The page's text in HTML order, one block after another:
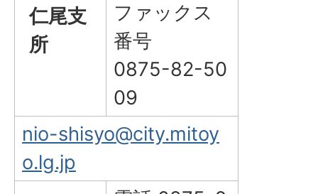
仁尾支
所
ファックス
番号
0875-82-50
09
nio-shisyo@city.mitoy
o.lg.jp